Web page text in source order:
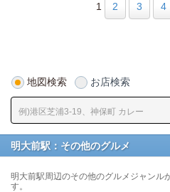
1 2 3 4
地図検索 お店検索
明大前駅：その他のグルメ
明大前駅周辺のその他のグルメジャンル
す。